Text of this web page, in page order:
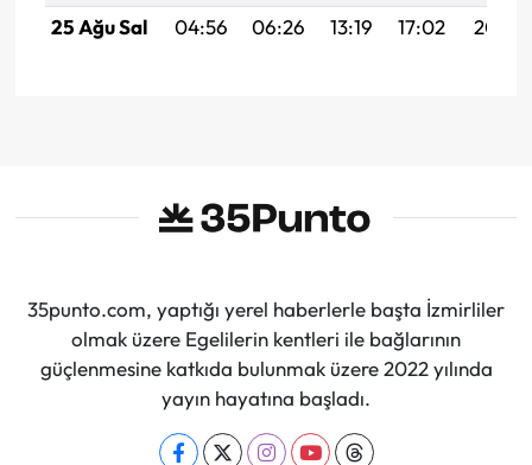
25 Ağu Sal
04:56 06:26 13:19 17:02 20:02
35punto.com, yaptığı yerel haberlerle başta İzmirliler
olmak üzere Egelilerin kentleri ile bağlarının
güçlenmesine katkıda bulunmak üzere 2022 yılında
yayın hayatına başladı.